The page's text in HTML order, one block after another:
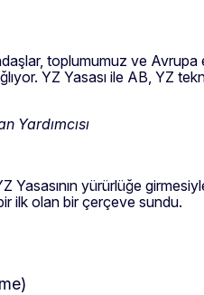
toplumumuz ve
YZ Yasası ile AB, YZ
Yardımcısı
yürürlüğe
ilk olan bir çerçeve sundu.